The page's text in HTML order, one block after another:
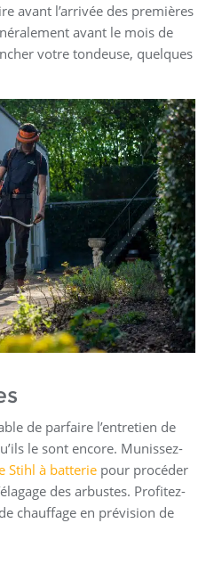
avant l’arrivée des premières
avant le mois de
votre tondeuse, quelques
de parfaire l’entretien de
le sont encore. Munissez-
Stihl à batterie pour procéder
des arbustes. Profitez-
chauffage en prévision de